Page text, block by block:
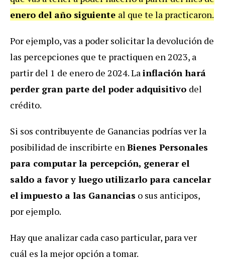
enero del año siguiente al que te la practicaron.
Por ejemplo, vas a poder solicitar la devolución de
las percepciones que te practiquen en 2023, a
partir del 1 de enero de 2024. Lainflación hará
perder gran parte del poder adquisitivo del
crédito.
Si sos contribuyente de Ganancias podrías ver la
posibilidad de inscribirte enBienes Personales
para computar la percepción, generar el
saldo a favor y luego utilizarlo para cancelar
el impuesto a las Ganancias o sus anticipos,
por ejemplo.
Hay que analizar cada caso particular, para ver
cuál es la mejor opción a tomar.